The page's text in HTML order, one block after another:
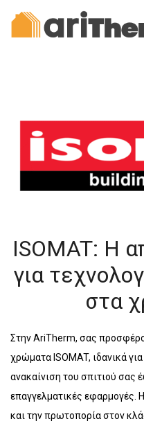
ISOMAT: Η
για
στα
Στην AriTherm, σας
χρώματα ISOMAT, ιδανικά
ανακαίνιση του σπιτιού σας
επαγγελματικές εφαρμογές.
και την πρωτοπορία στον